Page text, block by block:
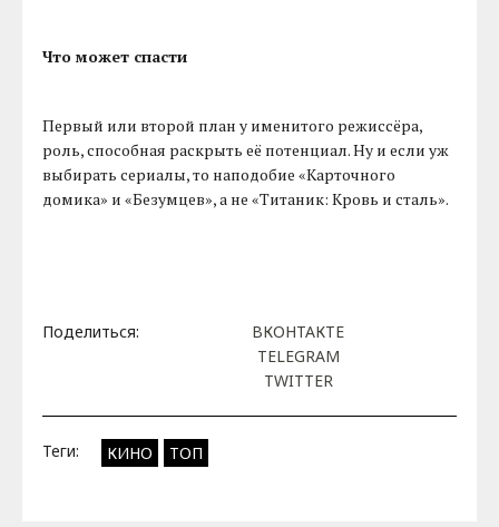
Что может спасти
Первый или второй план у именитого режиссёра,
роль, способная раскрыть её потенциал. Ну и если уж
выбирать сериалы, то наподобие «Карточного
домика» и «Безумцев», а не «Титаник: Кровь и сталь».
Поделиться:
ВКОНТАКТЕ
TELEGRAM
TWITTER
Теги: КИНО ТОП